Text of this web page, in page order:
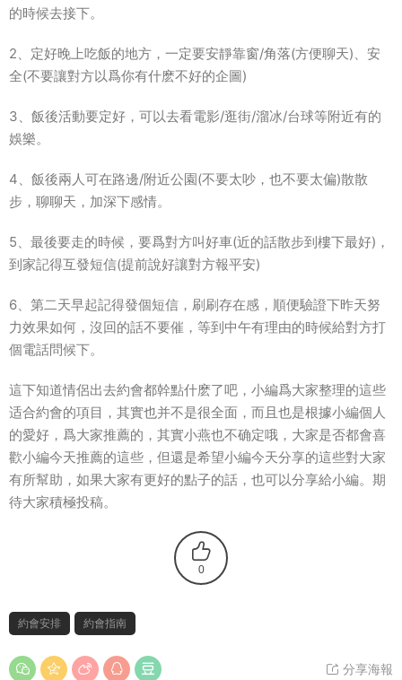
的時候去接下。
2、定好晚上吃飯的地方，一定要安靜靠窗/角落(方便聊天)、安
全(不要讓對方以爲你有什麽不好的企圖)
3、飯後活動要定好，可以去看電影/逛街/溜冰/台球等附近有的
娛樂。
4、飯後兩人可在路邊/附近公園(不要太吵，也不要太偏)散散
步，聊聊天，加深下感情。
5、最後要走的時候，要爲對方叫好車(近的話散步到樓下最好)，
到家記得互發短信(提前說好讓對方報平安)
6、第二天早起記得發個短信，刷刷存在感，順便驗證下昨天努
力效果如何，沒回的話不要催，等到中午有理由的時候給對方打
個電話問候下。
這下知道情侶出去約會都幹點什麽了吧，小編爲大家整理的這些
适合約會的項目，其實也并不是很全面，而且也是根據小編個人
的愛好，爲大家推薦的，其實小燕也不确定哦，大家是否都會喜
歡小編今天推薦的這些，但還是希望小編今天分享的這些對大家
有所幫助，如果大家有更好的點子的話，也可以分享給小編。期
待大家積極投稿。
0
約會安排 約會指南
分享海報